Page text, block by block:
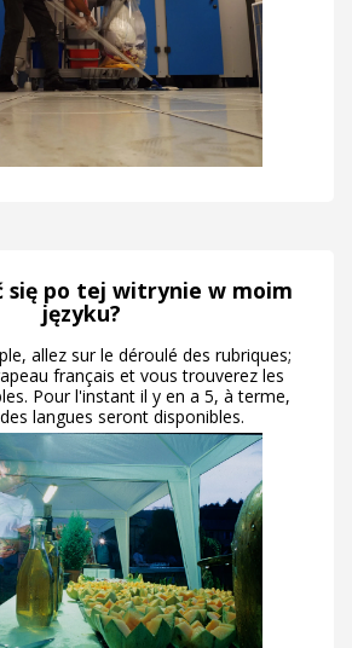
się po tej witrynie w moim
języku?
allez sur le déroulé des rubriques;
français et vous trouverez les
Pour l'instant il y en a 5, à terme,
langues seront disponibles.